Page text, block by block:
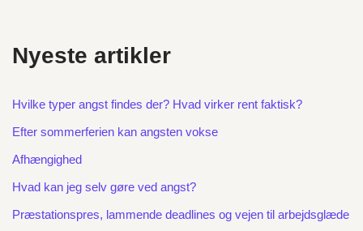
Nyeste artikler
Hvilke typer angst findes der? Hvad virker rent faktisk?
Efter sommerferien kan angsten vokse
Afhængighed
Hvad kan jeg selv gøre ved angst?
Præstationspres, lammende deadlines og vejen til arbejdsglæde